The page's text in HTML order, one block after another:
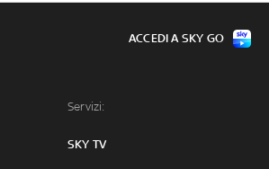
Servizi:
SKY TV
ACCEDI A SKY GO